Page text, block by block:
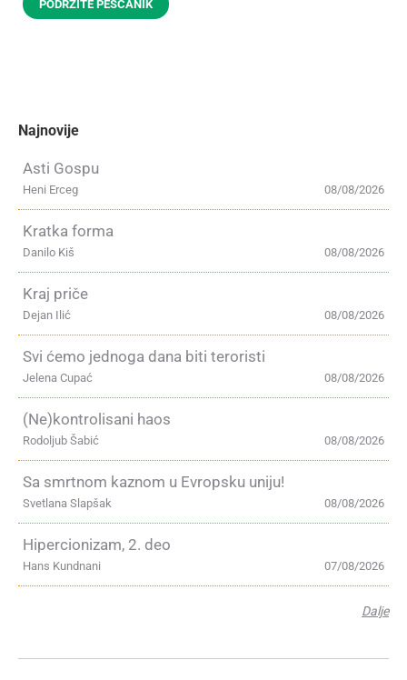
PODRŽITE PEŠČANIK
Najnovije
Asti Gospu
08/08/2026
Heni Erceg
Kratka forma
08/08/2026
Danilo Kiš
Kraj priče
08/08/2026
Dejan Ilić
Svi ćemo jednoga dana biti teroristi
08/08/2026
Jelena Cupać
(Ne)kontrolisani haos
08/08/2026
Rodoljub Šabić
Sa smrtnom kaznom u Evropsku uniju!
08/08/2026
Svetlana Slapšak
Hipercionizam, 2. deo
07/08/2026
Hans Kundnani
Dalje